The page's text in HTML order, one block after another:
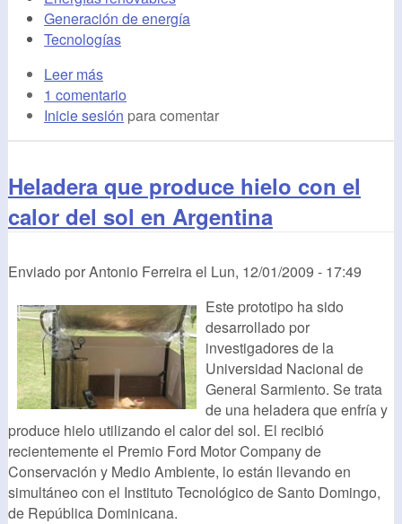
Generación de energía
Tecnologías
Leer más
1 comentario
Inicie sesión para comentar
Heladera que produce hielo con el
calor del sol en Argentina
Enviado porAntonio Ferreirael Lun, 12/01/2009 - 17:49
Este prototipo ha sido
desarrollado por
investigadores de la
Universidad Nacional de
General Sarmiento. Se trata
de una heladera que enfría y
produce hielo utilizando el calor del sol. El recibió
recientemente el Premio Ford Motor Company de
Conservación y Medio Ambiente, lo están llevando en
simultáneo con el Instituto Tecnológico de Santo Domingo,
de República Dominicana.